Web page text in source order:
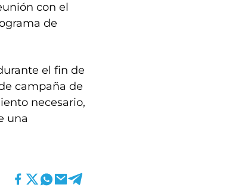
con el
de
el fin de
campaña de
necesario,
una